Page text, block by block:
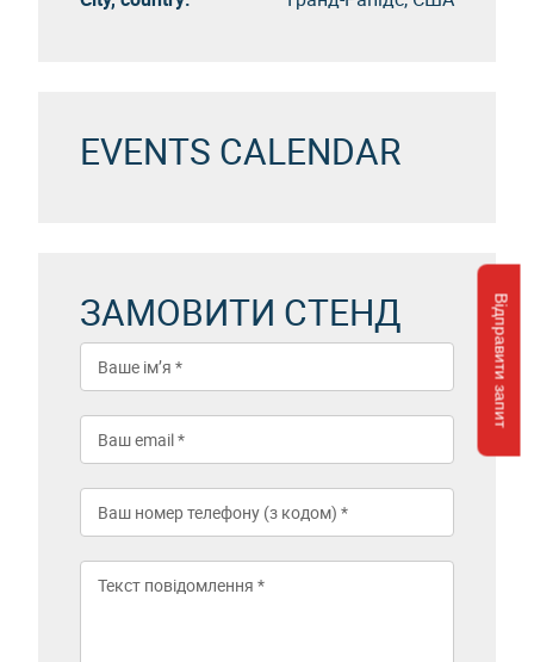
Відправити запит
EVENTS CALENDAR
ЗАМОВИТИ СТЕНД